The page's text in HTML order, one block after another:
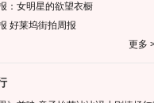
：女明星的欲望衣橱
好莱坞街拍周报
更多